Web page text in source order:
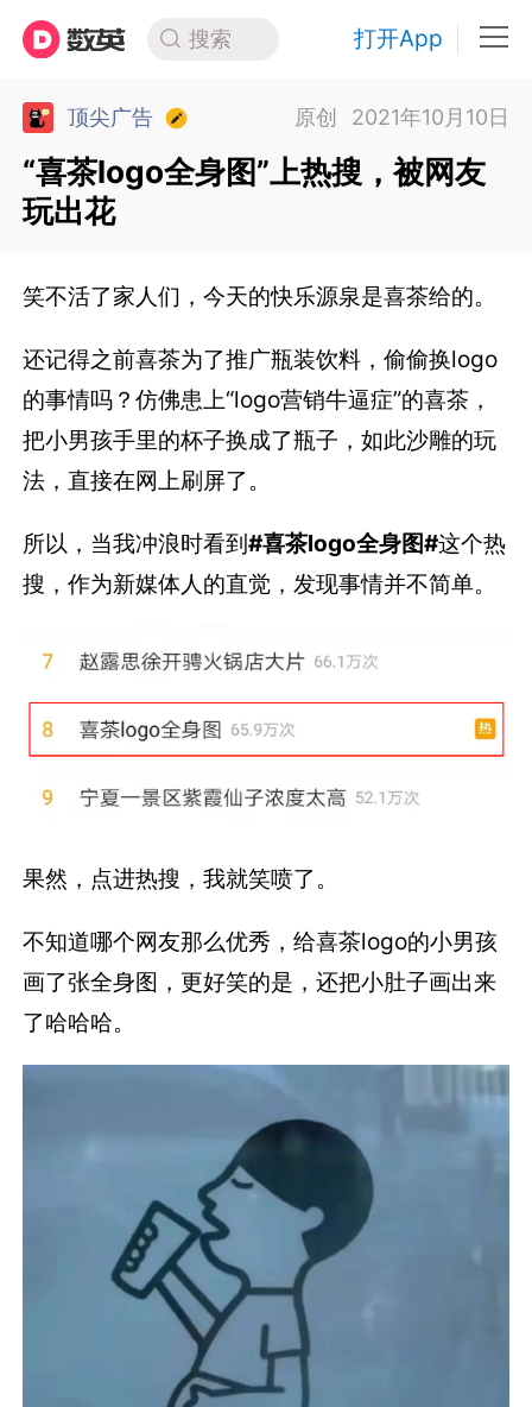
搜索 打开App
顶尖广告 原创 2021年10月10日
“喜茶logo全身图”上热搜，被网友
玩出花
笑不活了家人们，今天的快乐源泉是喜茶给的。
还记得之前喜茶为了推广瓶装饮料，偷偷换logo
的事情吗？仿佛患上“logo营销牛逼症”的喜茶，
把小男孩手里的杯子换成了瓶子，如此沙雕的玩
法，直接在网上刷屏了。
所以，当我冲浪时看到#喜茶logo全身图#这个热
搜，作为新媒体人的直觉，发现事情并不简单。
果然，点进热搜，我就笑喷了。
不知道哪个网友那么优秀，给喜茶logo的小男孩
画了张全身图，更好笑的是，还把小肚子画出来
了哈哈哈。